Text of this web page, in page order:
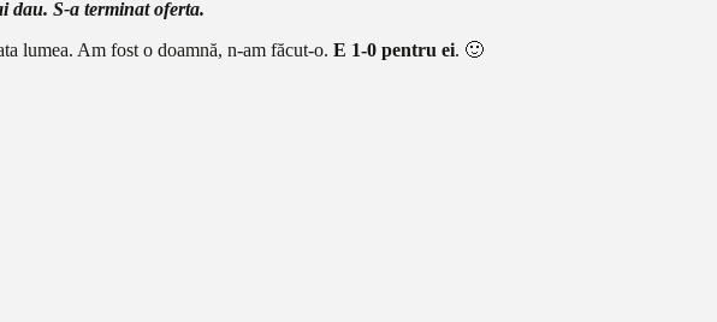
dau. S-a terminat oferta.
lumea. Am fost o doamnă, n-am făcut-o. E 1-0 pentru ei. 🙂